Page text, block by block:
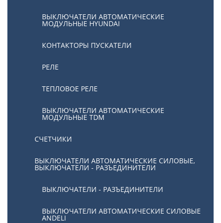
ВЫКЛЮЧАТЕЛИ АВТОМАТИЧЕСКИЕ
МОДУЛЬНЫЕ HYUNDAI
КОНТАКТОРЫ ПУСКАТЕЛИ
РЕЛЕ
ТЕПЛОВОЕ РЕЛЕ
ВЫКЛЮЧАТЕЛИ АВТОМАТИЧЕСКИЕ
МОДУЛЬНЫЕ TDM
СЧЕТЧИКИ
ВЫКЛЮЧАТЕЛИ АВТОМАТИЧЕСКИЕ СИЛОВЫЕ,
ВЫКЛЮЧАТЕЛИ - РАЗЪЕДИНИТЕЛИ
ВЫКЛЮЧАТЕЛИ - РАЗЪЕДИНИТЕЛИ
ВЫКЛЮЧАТЕЛИ АВТОМАТИЧЕСКИЕ СИЛОВЫЕ
ANDELI